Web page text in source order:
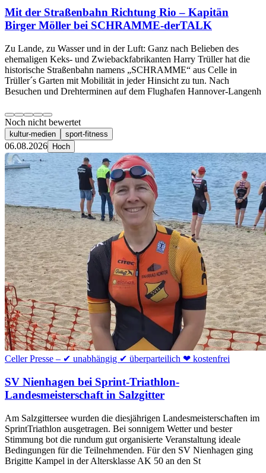
Mit der Straßenbahn Richtung Rio – Kapitän
Birger Möller bei SCHRAMME-derTALK
Zu Lande, zu Wasser und in der Luft: Ganz nach Belieben des
ehemaligen Keks- und Zwiebackfabrikanten Harry Trüller hat die
historische Straßenbahn namens „SCHRAMME“ aus Celle in
Trüller´s Garten mit Mobilität in jeder Hinsicht zu tun. Nach
Besuchen und Drehterminen auf dem Flughafen Hannover-Langenh
Noch nicht bewertet
kultur-medien sport-fitness
06.08.2026 Hoch
Celler Presse – ✔ unabhängig ✔ überparteilich ❤ kostenfrei
SV Nienhagen bei Sprint-Triathlon-
Landesmeisterschaft in Salzgitter
Am Salzgittersee wurden die diesjährigen Landesmeisterschaften im
SprintTriathlon ausgetragen. Bei sonnigem Wetter und bester
Stimmung bot die rundum gut organisierte Veranstaltung ideale
Bedingungen für die Teilnehmenden. Für den SV Nienhagen ging
Brigitte Kampel in der Altersklasse AK 50 an den St